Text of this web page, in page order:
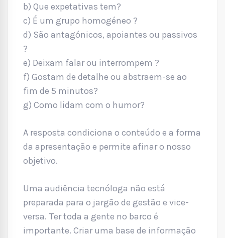
b) Que expetativas tem?
c) É um grupo homogéneo ?
d) São antagónicos, apoiantes ou passivos
?
e) Deixam falar ou interrompem ?
f) Gostam de detalhe ou abstraem-se ao
fim de 5 minutos?
g) Como lidam com o humor?
A resposta condiciona o conteúdo e a forma
da apresentação e permite afinar o nosso
objetivo.
Uma audiência tecnóloga não está
preparada para o jargão de gestão e vice-
versa. Ter toda a gente no barco é
importante. Criar uma base de informação